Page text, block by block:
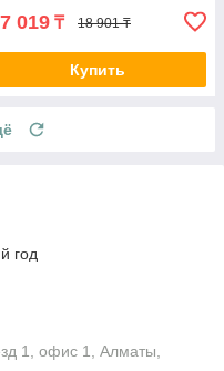
019 ₸ 18 901 ₸
Купить
год
1, офис 1, Алматы,